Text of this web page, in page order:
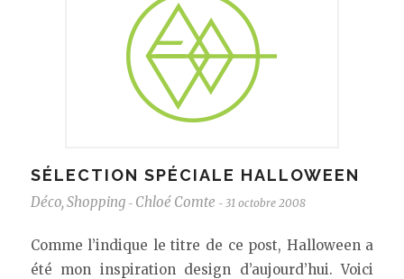
SÉLECTION SPÉCIALE HALLOWEEN
Déco, Shopping - Chloé Comte - 31 octobre 2008
Comme l’indique le titre de ce post, Halloween a
été mon inspiration design d’aujourd’hui. Voici